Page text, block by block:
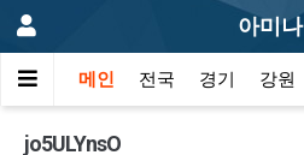
아미나
메인 전국 경기 강원
jo5ULYnsO